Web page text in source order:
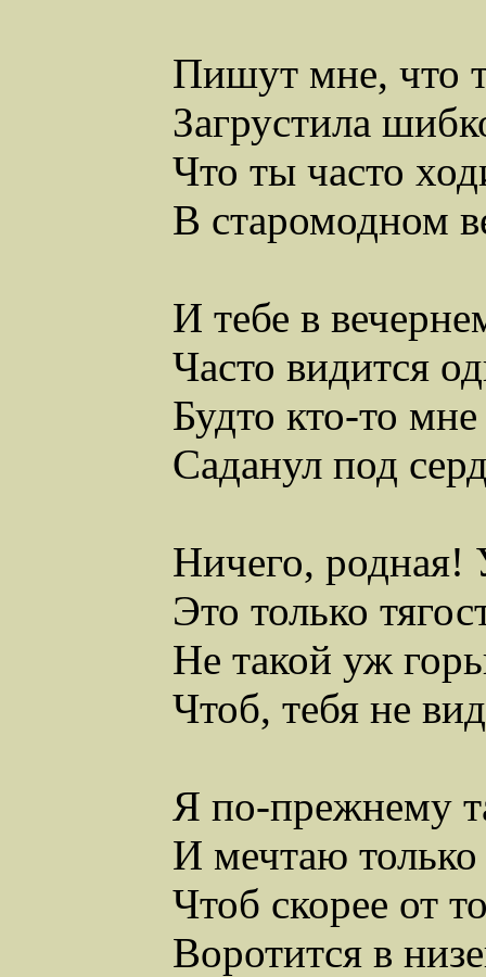
Пишут мне, что
Загрустила
Что ты часто
В старомодном
И тебе в
Часто видится
Будто кто-то
Саданул под
Ничего,родная!
Это только
Не такой уж
Чтоб, тебя не
Я по-прежнему
И мечтаю
Чтоб скорее от
Воротится в